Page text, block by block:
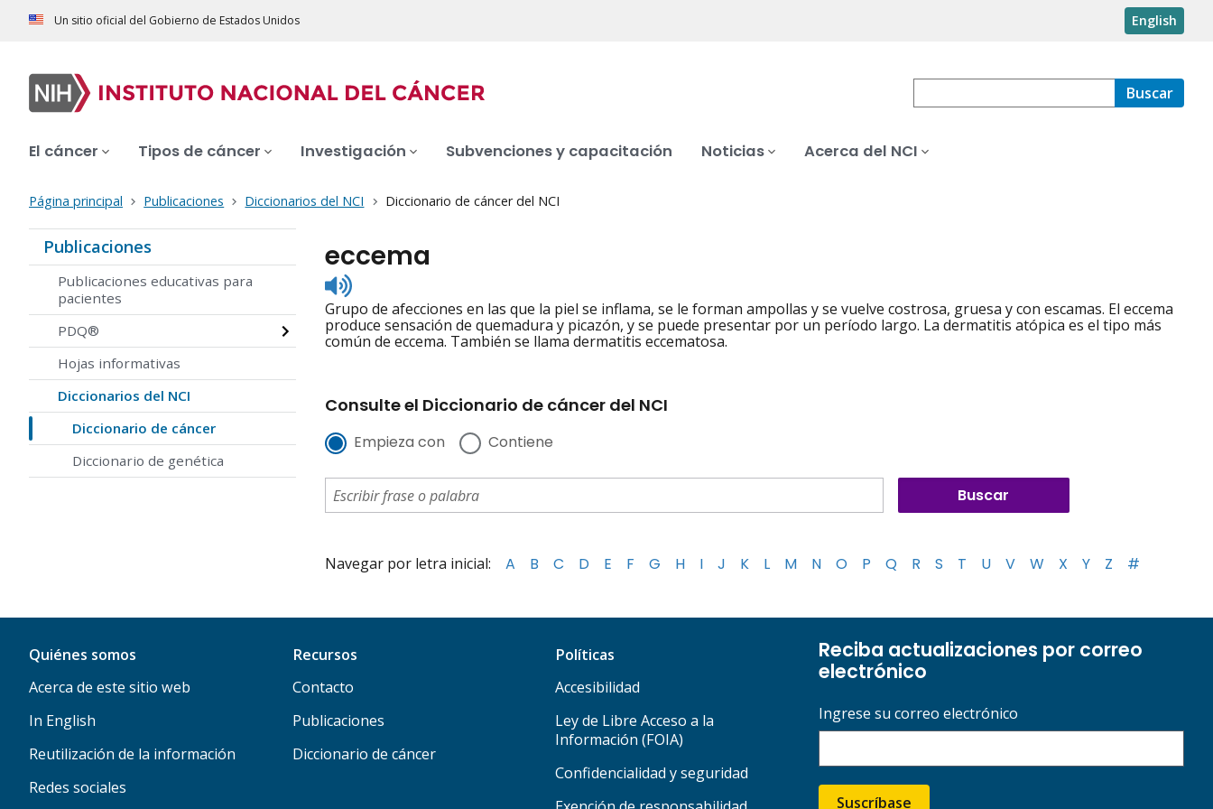
Un sitio oficial del Gobierno de Estados Unidos English
Buscar
El cáncer Tipos de cáncer Investigación Subvenciones y capacitación Noticias Acerca del NCI
Página principal Publicaciones Diccionarios del NCI Diccionario de cáncer del NCI
Publicaciones
Publicaciones educativas para
pacientes
PDQ®
Hojas informativas
Diccionarios del NCI
Diccionario de cáncer
Diccionario de genética
eccema
Listen
to
pronunciation
Grupo de afecciones en las que la piel se inflama, se le forman ampollas y se vuelve costrosa, gruesa y con escamas. El eccema
produce sensación de quemadura y picazón, y se puede presentar por un período largo. La dermatitis atópica es el tipo más
común de eccema. También se llama dermatitis eccematosa.
Consulte el Diccionario de cáncer del NCI
Empieza con Contiene
Navegar por letra inicial: A B C D E F G H I J K L M N O P Q R S T U V W X Y Z #
Quiénes somos
Acerca de este sitio web
In English
Reutilización de la información
Redes sociales
Recursos
Contacto
Publicaciones
Diccionario de cáncer
Políticas
Accesibilidad
Ley de Libre Acceso a la
Información (FOIA)
Confidencialidad y seguridad
Reciba actualizaciones por correo
electrónico
Ingrese su correo electrónico
Suscríbase